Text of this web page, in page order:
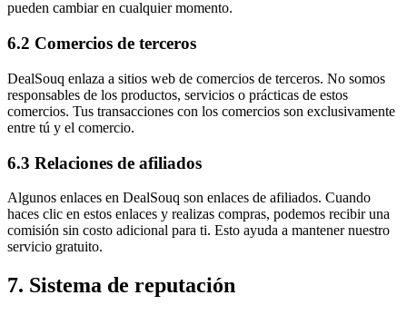
pueden cambiar en cualquier momento.
6.2 Comercios de terceros
DealSouq enlaza a sitios web de comercios de terceros. No somos
responsables de los productos, servicios o prácticas de estos
comercios. Tus transacciones con los comercios son exclusivamente
entre tú y el comercio.
6.3 Relaciones de afiliados
Algunos enlaces en DealSouq son enlaces de afiliados. Cuando
haces clic en estos enlaces y realizas compras, podemos recibir una
comisión sin costo adicional para ti. Esto ayuda a mantener nuestro
servicio gratuito.
7. Sistema de reputación